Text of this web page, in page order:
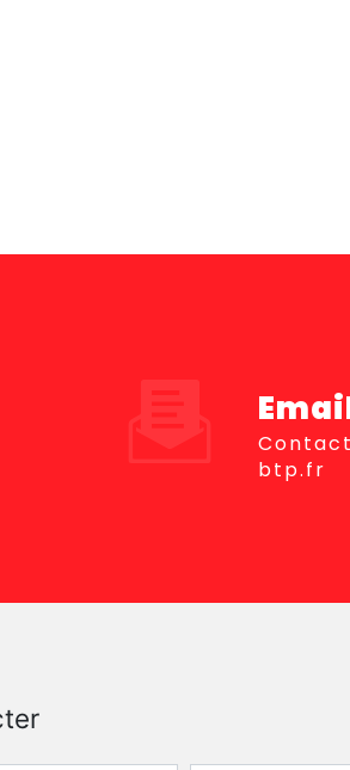
contact@vercors-location-
btp.fr